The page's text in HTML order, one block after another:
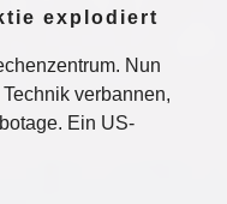
explodiert
Nun
verbannen,
Ein US-